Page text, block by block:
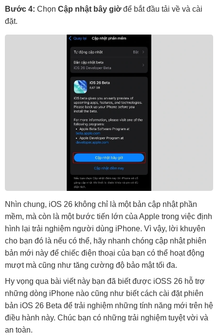
Bước 4: Chọn Cập nhật bây giờđể bắt đầu tải về và cài
đặt.
Nhìn chung, iOS 26 không chỉ là một bản cập nhật phần
mềm, mà còn là một bước tiến lớn của Apple trong việc định
hình lại trải nghiệm người dùng iPhone. Vì vậy, lời khuyên
cho bạn đó là nếu có thể, hãy nhanh chóng cập nhật phiên
bản mới này để chiếc điện thoại của bạn có thể hoạt động
mượt mà cũng như tăng cường độ bảo mật tối đa.
Hy vọng qua bài viết này bạn đã biết được iOSS 26 hỗ trợ
những dòng iPhone nào cũng như biết cách cài đặt phiên
bản iOS 26 Beta để trải nghiệm những tính năng mới trên hệ
điều hành này. Chúc bạn có những trải nghiệm tuyệt vời và
an toàn.